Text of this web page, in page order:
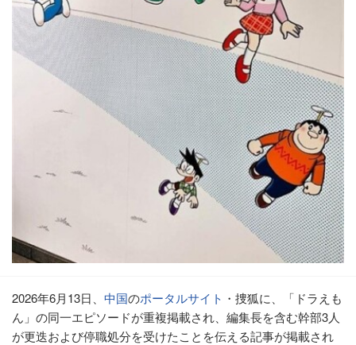
2026年6月13日、 中国のポータルサイト ・捜狐に、「ドラえも
ん」の同一エピソードが重複掲載され、編集長を含む幹部3人
が更迭および停職処分を受けたことを伝える記事が掲載され